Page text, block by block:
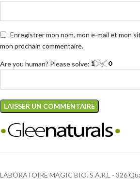
Enregistrer mon nom, mon e-mail et mon
mon prochain commentaire.
Are you human? Please solve:
LABORATOIRE MAGIC BIO. S.A.R.L - 326